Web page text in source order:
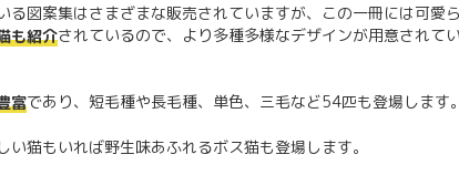
る図案集はさまざまな販売されていますが、この一冊には可愛
も紹介されているので、より多種多様なデザインが用意されて
富であり、短毛種や長毛種、単色、三毛など54匹も登場します。
猫もいれば野生味あふれるボス猫も登場します。